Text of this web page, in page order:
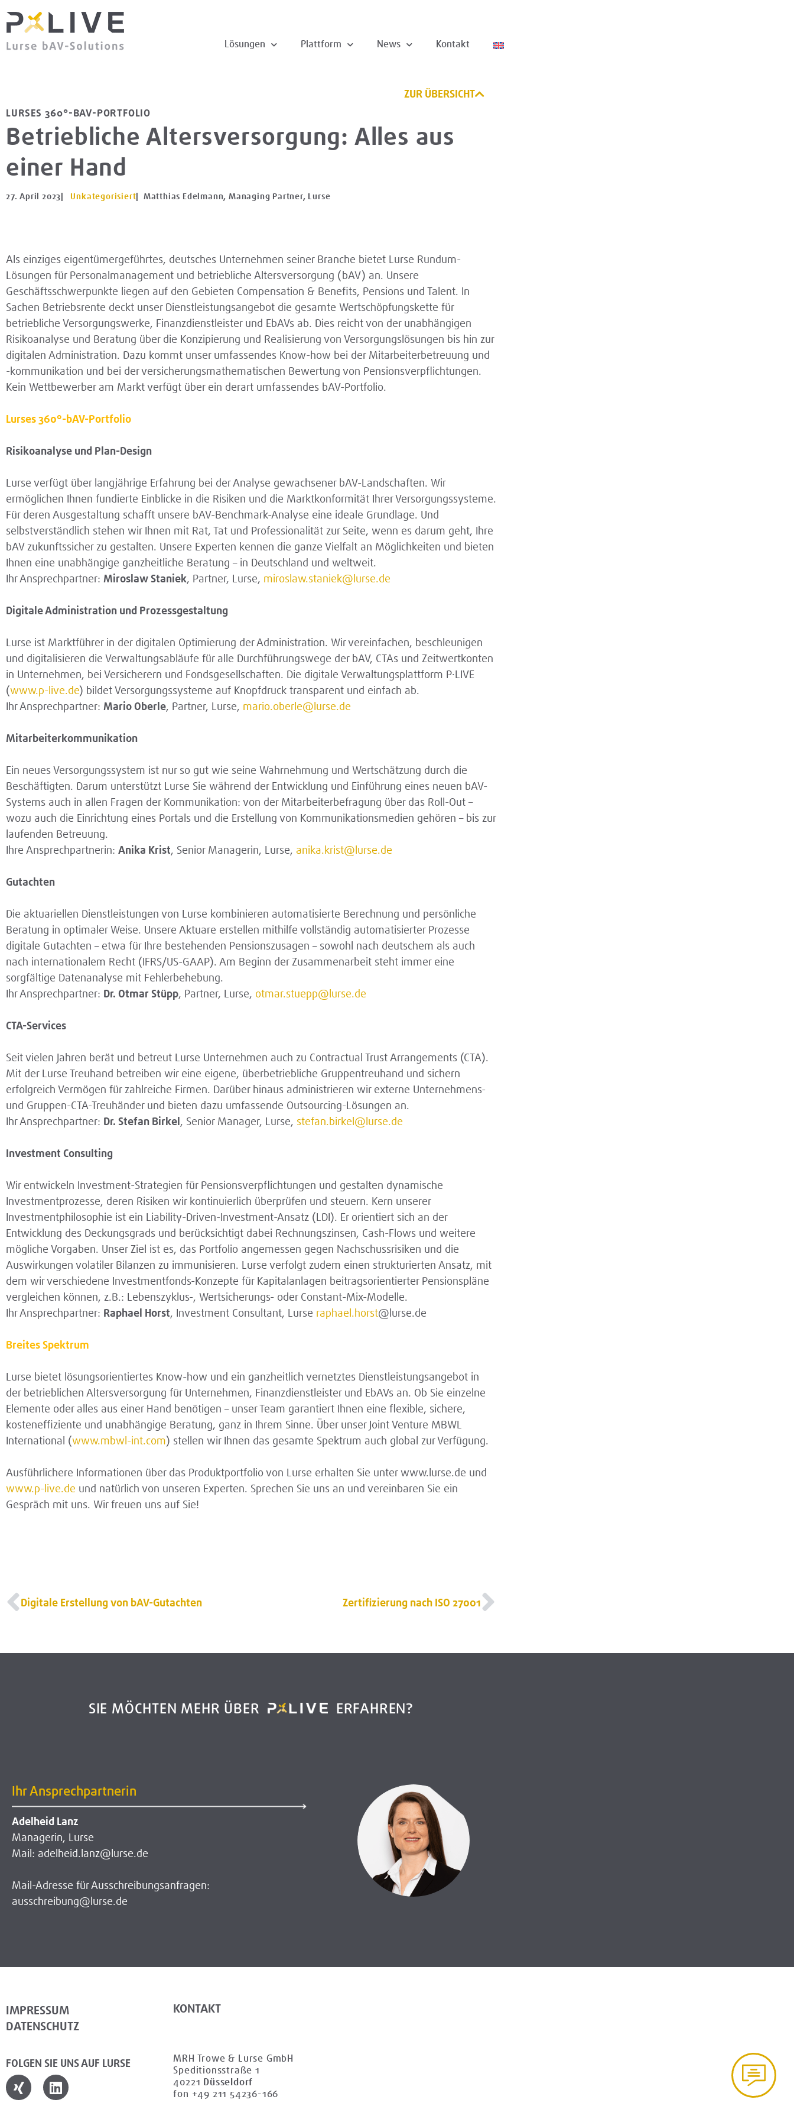
Lösungen Plattform News Kontakt
ZUR ÜBERSICHT
LURSES 360°-BAV-PORTFOLIO
Betriebliche Altersversorgung: Alles aus
einer Hand
27. April 2023| Unkategorisiert| Matthias Edelmann, Managing Partner, Lurse
Als einziges eigentümergeführtes, deutsches Unternehmen seiner Branche bietet Lurse Rundum-
Lösungen für Personalmanagement und betriebliche Altersversorgung (bAV) an. Unsere
Geschäftsschwerpunkte liegen auf den Gebieten Compensation & Benefits, Pensions und Talent. In
Sachen Betriebsrente deckt unser Dienstleistungsangebot die gesamte Wertschöpfungskette für
betriebliche Versorgungswerke, Finanzdienstleister und EbAVs ab. Dies reicht von der unabhängigen
Risikoanalyse und Beratung über die Konzipierung und Realisierung von Versorgungslösungen bis hin zur
digitalen Administration. Dazu kommt unser umfassendes Know-how bei der Mitarbeiterbetreuung und
-kommunikation und bei der versicherungsmathematischen Bewertung von Pensionsverpflichtungen.
Kein Wettbewerber am Markt verfügt über ein derart umfassendes bAV-Portfolio.
Lurses 360°-bAV-Portfolio
Risikoanalyse und Plan-Design
Lurse verfügt über langjährige Erfahrung bei der Analyse gewachsener bAV-Landschaften. Wir
ermöglichen Ihnen fundierte Einblicke in die Risiken und die Marktkonformität Ihrer Versorgungssysteme.
Für deren Ausgestaltung schafft unsere bAV-Benchmark-Analyse eine ideale Grundlage. Und
selbstverständlich stehen wir Ihnen mit Rat, Tat und Professionalität zur Seite, wenn es darum geht, Ihre
bAV zukunftssicher zu gestalten. Unsere Experten kennen die ganze Vielfalt an Möglichkeiten und bieten
Ihnen eine unabhängige ganzheitliche Beratung – in Deutschland und weltweit.
Ihr Ansprechpartner: Miroslaw Staniek, Partner, Lurse, miroslaw.staniek@lurse.de
Digitale Administration und Prozessgestaltung
Lurse ist Marktführer in der digitalen Optimierung der Administration. Wir vereinfachen, beschleunigen
und digitalisieren die Verwaltungsabläufe für alle Durchführungswege der bAV, CTAs und Zeitwertkonten
in Unternehmen, bei Versicherern und Fondsgesellschaften. Die digitale Verwaltungsplattform P·LIVE
(www.p-live.de) bildet Versorgungssysteme auf Knopfdruck transparent und einfach ab.
Ihr Ansprechpartner: Mario Oberle, Partner, Lurse, mario.oberle@lurse.de
Mitarbeiterkommunikation
Ein neues Versorgungssystem ist nur so gut wie seine Wahrnehmung und Wertschätzung durch die
Beschäftigten. Darum unterstützt Lurse Sie während der Entwicklung und Einführung eines neuen bAV-
Systems auch in allen Fragen der Kommunikation: von der Mitarbeiterbefragung über das Roll-Out –
wozu auch die Einrichtung eines Portals und die Erstellung von Kommunikationsmedien gehören – bis zur
laufenden Betreuung.
Ihre Ansprechpartnerin: Anika Krist, Senior Managerin, Lurse, anika.krist@lurse.de
Gutachten
Die aktuariellen Dienstleistungen von Lurse kombinieren automatisierte Berechnung und persönliche
Beratung in optimaler Weise. Unsere Aktuare erstellen mithilfe vollständig automatisierter Prozesse
digitale Gutachten – etwa für Ihre bestehenden Pensionszusagen – sowohl nach deutschem als auch
nach internationalem Recht (IFRS/US-GAAP). Am Beginn der Zusammenarbeit steht immer eine
sorgfältige Datenanalyse mit Fehlerbehebung.
Ihr Ansprechpartner: Dr. Otmar Stüpp, Partner, Lurse, otmar.stuepp@lurse.de
CTA-Services
Seit vielen Jahren berät und betreut Lurse Unternehmen auch zu Contractual Trust Arrangements (CTA).
Mit der Lurse Treuhand betreiben wir eine eigene, überbetriebliche Gruppentreuhand und sichern
erfolgreich Vermögen für zahlreiche Firmen. Darüber hinaus administrieren wir externe Unternehmens-
und Gruppen-CTA-Treuhänder und bieten dazu umfassende Outsourcing-Lösungen an.
Ihr Ansprechpartner: Dr. Stefan Birkel, Senior Manager, Lurse, stefan.birkel@lurse.de
Investment Consulting
Wir entwickeln Investment-Strategien für Pensionsverpflichtungen und gestalten dynamische
Investmentprozesse, deren Risiken wir kontinuierlich überprüfen und steuern. Kern unserer
Investmentphilosophie ist ein Liability-Driven-Investment-Ansatz (LDI). Er orientiert sich an der
Entwicklung des Deckungsgrads und berücksichtigt dabei Rechnungszinsen, Cash-Flows und weitere
mögliche Vorgaben. Unser Ziel ist es, das Portfolio angemessen gegen Nachschussrisiken und die
Auswirkungen volatiler Bilanzen zu immunisieren. Lurse verfolgt zudem einen strukturierten Ansatz, mit
dem wir verschiedene Investmentfonds-Konzepte für Kapitalanlagen beitragsorientierter Pensionspläne
vergleichen können, z.B.: Lebenszyklus-, Wertsicherungs- oder Constant-Mix-Modelle.
Ihr Ansprechpartner: Raphael Horst, Investment Consultant, Lurse raphael.horst@lurse.de
Breites Spektrum
Lurse bietet lösungsorientiertes Know-how und ein ganzheitlich vernetztes Dienstleistungsangebot in
der betrieblichen Altersversorgung für Unternehmen, Finanzdienstleister und EbAVs an. Ob Sie einzelne
Elemente oder alles aus einer Hand benötigen – unser Team garantiert Ihnen eine flexible, sichere,
kosteneffiziente und unabhängige Beratung, ganz in Ihrem Sinne. Über unser Joint Venture MBWL
International (www.mbwl-int.com) stellen wir Ihnen das gesamte Spektrum auch global zur Verfügung.
Ausführlichere Informationen über das Produktportfolio von Lurse erhalten Sie unter www.lurse.de und
www.p-live.de und natürlich von unseren Experten. Sprechen Sie uns an und vereinbaren Sie ein
Gespräch mit uns. Wir freuen uns auf Sie!
Digitale Erstellung von bAV-Gutachten Zertifizierung nach ISO 27001
SIE MÖCHTEN MEHR ÜBER ERFAHREN?
Ihr Ansprechpartnerin
Adelheid Lanz
Managerin, Lurse
Mail: adelheid.lanz@lurse.de
Mail-Adresse für Ausschreibungsanfragen:
ausschreibung@lurse.de
IMPRESSUM
DATENSCHUTZ
FOLGEN SIE UNS AUF LURSE
KONTAKT
MRH Trowe & Lurse GmbH
Speditionsstraße 1
40221 Düsseldorf
fon +49 211 54236-166